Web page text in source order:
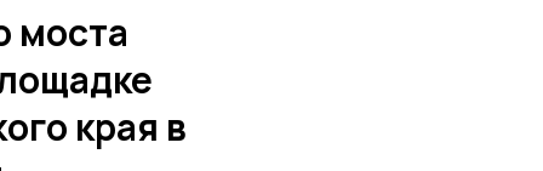
моста
края в